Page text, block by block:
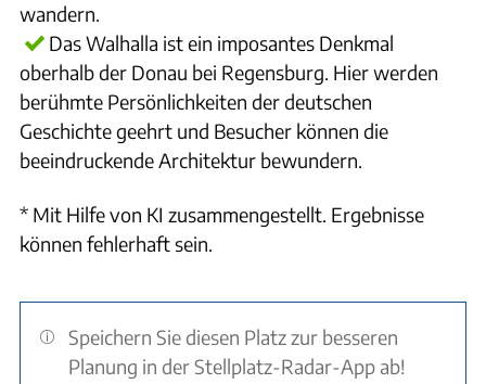
wandern.
Das Walhalla ist ein imposantes Denkmal
oberhalb der Donau bei Regensburg. Hier werden
berühmte Persönlichkeiten der deutschen
Geschichte geehrt und Besucher können die
beeindruckende Architektur bewundern.
* Mit Hilfe von KI zusammengestellt. Ergebnisse
können fehlerhaft sein.
Speichern Sie diesen Platz zur besseren
Planung in der Stellplatz-Radar-App ab!